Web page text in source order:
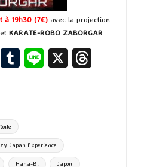
à 19h30 (7€) avec la projection
KARATE-ROBO ZABORGAR
Bl T
r
Li X
Japan Experience
Hana-Bi Japon